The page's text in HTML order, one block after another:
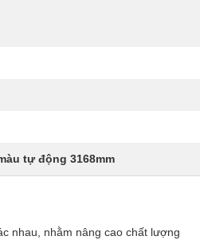
tự động 3168mm
nhau, nhằm nâng cao chất lượng